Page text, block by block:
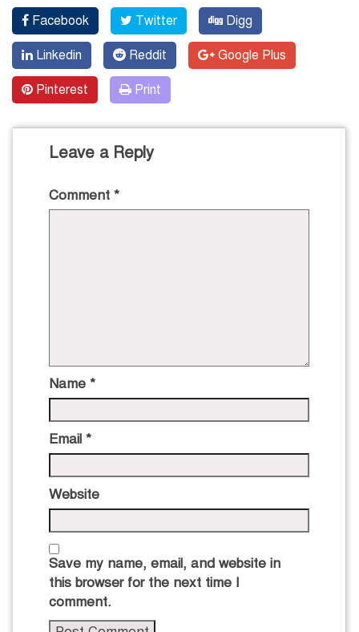
Facebook Twitter Digg
Linkedin Reddit Google Plus
Pinterest Print
Leave a Reply
Comment *
Name *
Email *
Website
Save my name, email, and website in
this browser for the next time I
comment.